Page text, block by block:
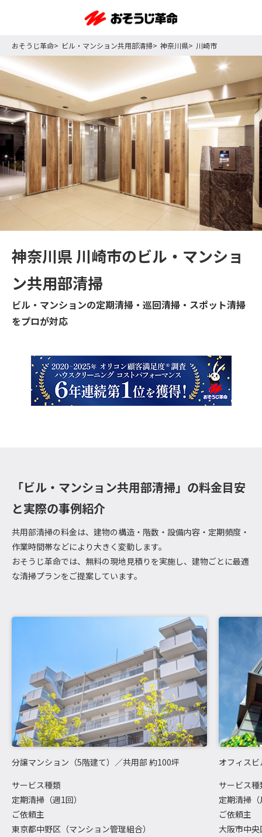
おそうじ革命 ビル・マンション共用部清掃 神奈川県 川崎市
神奈川県 川崎市のビル・マンショ
ン共用部清掃
ビル・マンションの定期清掃・巡回清掃・スポット清掃
をプロが対応
「ビル・マンション共用部清掃」の料金目安
と実際の事例紹介
共用部清掃の料金は、建物の構造・階数・設備内容・定期頻度・
作業時間帯などにより大きく変動します。
おそうじ革命では、無料の現地見積りを実施し、建物ごとに最適
な清掃プランをご提案しています。
分譲マンション（5階建て）／共用部 約100坪
サービス種類
定期清掃（週1回）
ご依頼主
東京都中野区（マンション管理組合）
オフィス
サービス種
定期清掃
ご依頼主
大阪市中